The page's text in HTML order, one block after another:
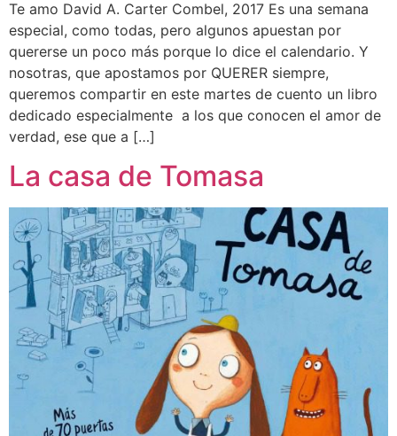
Te amo David A. Carter Combel, 2017 Es una semana
especial, como todas, pero algunos apuestan por
quererse un poco más porque lo dice el calendario. Y
nosotras, que apostamos por QUERER siempre,
queremos compartir en este martes de cuento un libro
dedicado especialmente a los que conocen el amor de
verdad, ese que a […]
La casa de Tomasa